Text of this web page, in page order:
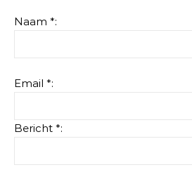
Naam *:
Email *:
Bericht *: